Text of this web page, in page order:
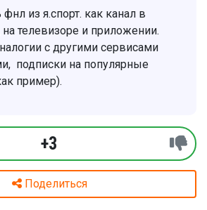
из я.спорт. как канал в
телевизоре и приложении.
с другими сервисами
подписки на популярные
пример).
+3
Поделиться